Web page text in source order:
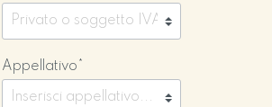
Appellativo*